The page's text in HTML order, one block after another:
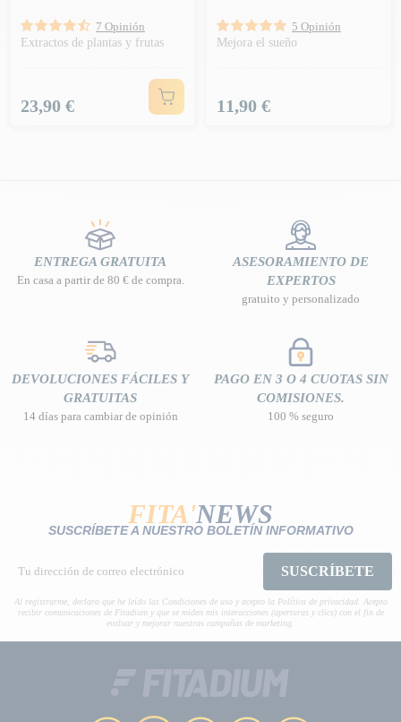
7 Opinión
Extractos de plantas y frutas
Precio
23,90 €
5 Opinión
Mejora el sueño
Precio
11,90 €
ENTREGA GRATUITA
En casa a partir de 80 € de compra.
ASESORAMIENTO DE
EXPERTOS
gratuito y personalizado
DEVOLUCIONES FÁCILES Y
GRATUITAS
14 días para cambiar de opinión
PAGO EN 3 O 4 CUOTAS SIN
COMISIONES.
100 % seguro
FITA'NEWS
SUSCRÍBETE A NUESTRO BOLETÍN INFORMATIVO
SUSCRÍBETE
Al registrarme, declaro que he leído las Condiciones de uso y acepto la Política de privacidad. Acepto
recibir comunicaciones de Fitadium y que se miden mis interacciones (aperturas y clics) con el fin de
evaluar y mejorar nuestras campañas de marketing.